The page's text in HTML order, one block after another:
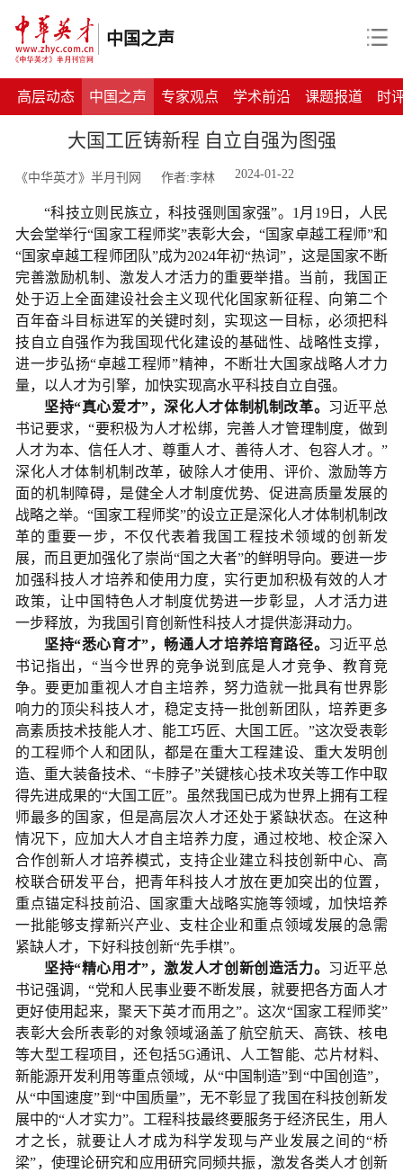
中国之声
高层动态 中国之声 专家观点 学术前沿 课题报道 时
大国工匠铸新程 自立自强为图强
《中华英才》半月刊网 作者:李林 2024-01-22
“科技立则民族立，科技强则国家强”。1月19日，人民
大会堂举行“国家工程师奖”表彰大会，“国家卓越工程师”和
“国家卓越工程师团队”成为2024年初“热词”，这是国家不断
完善激励机制、激发人才活力的重要举措。当前，我国正
处于迈上全面建设社会主义现代化国家新征程、向第二个
百年奋斗目标进军的关键时刻，实现这一目标，必须把科
技自立自强作为我国现代化建设的基础性、战略性支撑，
进一步弘扬“卓越工程师”精神，不断壮大国家战略人才力
量，以人才为引擎，加快实现高水平科技自立自强。
坚持“真心爱才”，深化人才体制机制改革。 习近平总
书记要求，“要积极为人才松绑，完善人才管理制度，做到
人才为本、信任人才、尊重人才、善待人才、包容人才。”
深化人才体制机制改革，破除人才使用、评价、激励等方
面的机制障碍，是健全人才制度优势、促进高质量发展的
战略之举。“国家工程师奖”的设立正是深化人才体制机制改
革的重要一步，不仅代表着我国工程技术领域的创新发
展，而且更加强化了崇尚“国之大者”的鲜明导向。要进一步
加强科技人才培养和使用力度，实行更加积极有效的人才
政策，让中国特色人才制度优势进一步彰显，人才活力进
一步释放，为我国引育创新性科技人才提供澎湃动力。
坚持“悉心育才”，畅通人才培养培育路径。 习近平总
书记指出，“当今世界的竞争说到底是人才竞争、教育竞
争。要更加重视人才自主培养，努力造就一批具有世界影
响力的顶尖科技人才，稳定支持一批创新团队，培养更多
高素质技术技能人才、能工巧匠、大国工匠。”这次受表彰
的工程师个人和团队，都是在重大工程建设、重大发明创
造、重大装备技术、“卡脖子”关键核心技术攻关等工作中取
得先进成果的“大国工匠”。虽然我国已成为世界上拥有工程
师最多的国家，但是高层次人才还处于紧缺状态。在这种
情况下，应加大人才自主培养力度，通过校地、校企深入
合作创新人才培养模式，支持企业建立科技创新中心、高
校联合研发平台，把青年科技人才放在更加突出的位置，
重点锚定科技前沿、国家重大战略实施等领域，加快培养
一批能够支撑新兴产业、支柱企业和重点领域发展的急需
紧缺人才，下好科技创新“先手棋”。
坚持“精心用才”，激发人才创新创造活力。 习近平总
书记强调，“党和人民事业要不断发展，就要把各方面人才
更好使用起来，聚天下英才而用之”。这次“国家工程师奖”
表彰大会所表彰的对象领域涵盖了航空航天、高铁、核电
等大型工程项目，还包括5G通讯、人工智能、芯片材料、
新能源开发利用等重点领域，从“中国制造”到“中国创造”，
从“中国速度”到“中国质量”，无不彰显了我国在科技创新发
展中的“人才实力”。工程科技最终要服务于经济民生，用人
才之长，就要让人才成为科学发现与产业发展之间的“桥
梁”，使理论研究和应用研究同频共振，激发各类人才创新